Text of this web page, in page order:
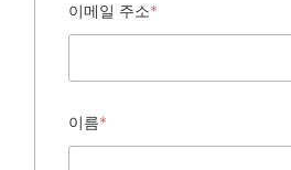
이메일 주소*
이름*